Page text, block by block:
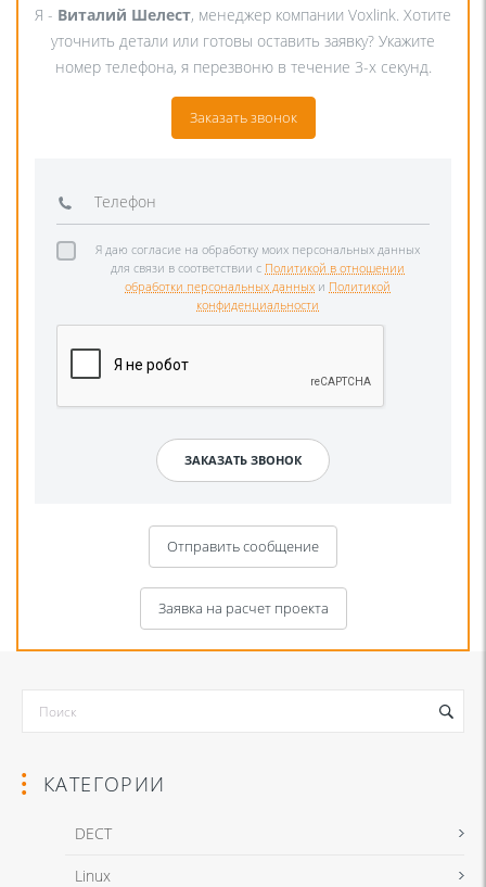
Я - Виталий Шелест, менеджер компании Voxlink. Хотите
уточнить детали или готовы оставить заявку? Укажите
номер телефона, я перезвоню в течение 3-х секунд.
Заказать звонок
Я даю согласие на обработку моих персональных данных
для связи в соответствии с Политикой в отношении
обработки персональных данных и Политикой
конфиденциальности
Отправить сообщение
Заявка на расчет проекта
КАТЕГОРИИ
DECT
Linux